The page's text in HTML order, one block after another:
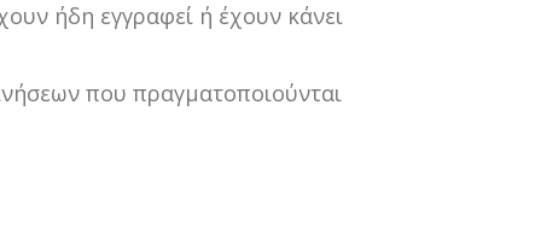
ήδη εγγραφεί ή έχουν κάνει
που πραγματοποιούνται